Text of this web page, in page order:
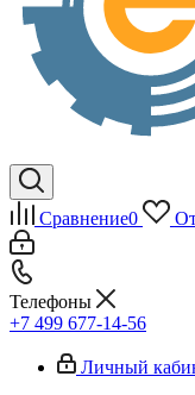
Сравнение0
Телефоны
+7 499 677-14-56
Личный